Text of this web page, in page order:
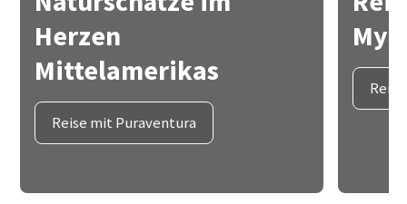
Herzen
Mittelamerikas
Reise mit Puraventura